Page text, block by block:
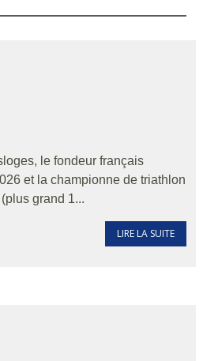
le fondeur français
et la championne de triathlon
grand 1...
LIRE LA SUITE